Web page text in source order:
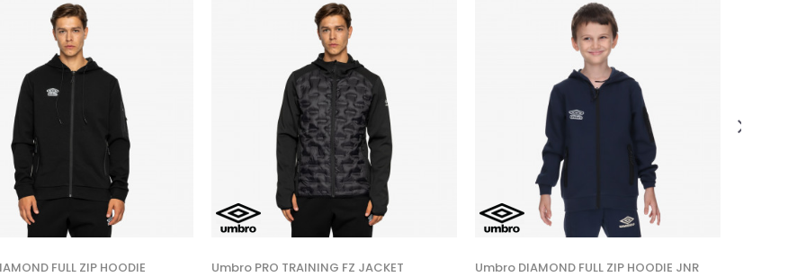
FULL ZIP HOODIE Umbro PRO TRAINING FZ JACKET Umbro DIAMOND FULL ZIP HOODIE JNR
21,00